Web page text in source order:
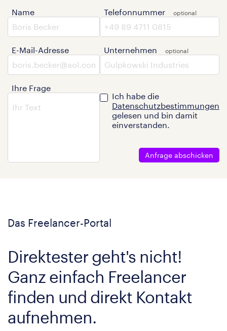
Name
E-Mail-Adresse
Ihre Frage
Telefonnummer
Unternehmen
Ich habe die
Datenschutzbestimmungen
gelesen und bin damit
einverstanden.
Anfrage abschicken
Das Freelancer-Portal
Direktester geht's nicht!
Ganz einfach Freelancer
finden und direkt Kontakt
aufnehmen.